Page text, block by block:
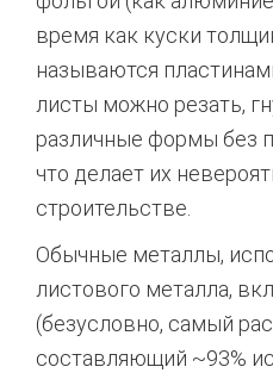
время как куски
называются
листы можно резать,
различные формы без
что делает их
строительстве.
Обычные металлы,
листового металла,
(безусловно, самый
составляющий ~93%